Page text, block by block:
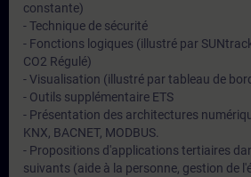
constante)
- Technique de sécurité
- Fonctions logiques (illustré par
CO2 Régulé)
- Visualisation (illustré par tableau de
- Outils supplémentaire ETS
- Présentation des architectures
KNX, BACNET, MODBUS.
- Propositions d'applications tertiaires
suivants (aide à la personne, gestion de